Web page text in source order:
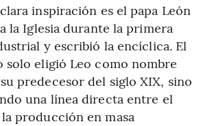
inspiración es el papa León
la Iglesia durante la primera
y escribió la encíclica. El
solo eligió Leo como nombre
predecesor del siglo XIX, sino
una línea directa entre el
producción en masa